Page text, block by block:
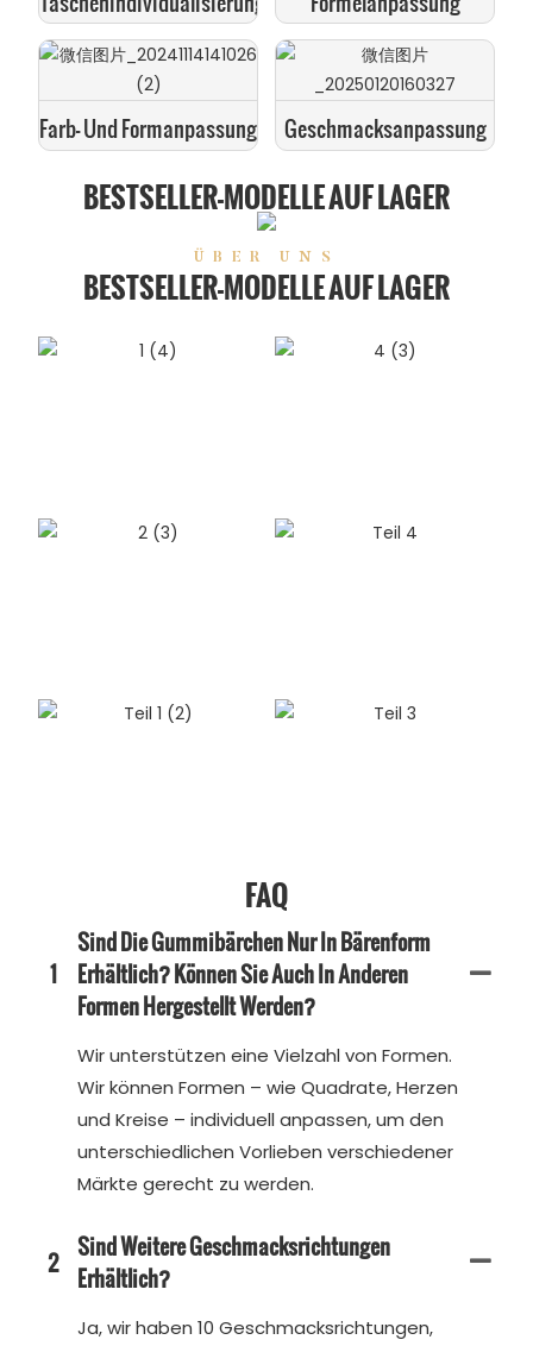
Farb- Und Formanpassung Geschmacksanpassung
BESTSELLER-MODELLE AUF LAGER
ÜBER UNS
BESTSELLER-MODELLE AUF LAGER
FAQ
1
Sind Die Gummibärchen Nur In Bärenform
Erhältlich? Können Sie Auch In Anderen
Formen Hergestellt Werden?
Wir unterstützen eine Vielzahl von Formen.
Wir können Formen – wie Quadrate, Herzen
und Kreise – individuell anpassen, um den
unterschiedlichen Vorlieben verschiedener
Märkte gerecht zu werden.
2 Sind Weitere Geschmacksrichtungen
Erhältlich?
Ja, wir haben 10 Geschmacksrichtungen,